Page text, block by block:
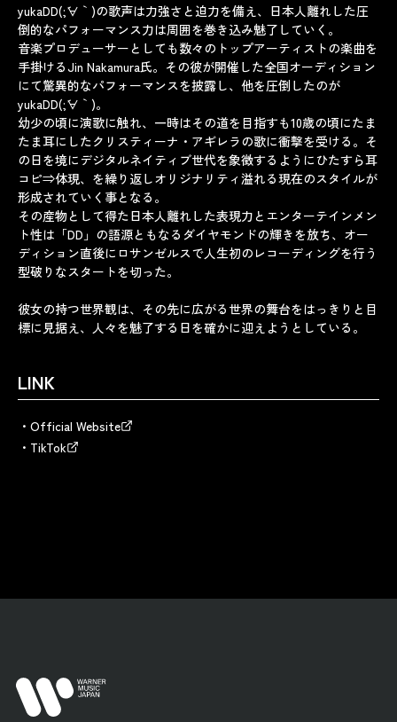
yukaDD(;´∀｀)の歌声は力強さと迫力を備え、日本人離れした圧
倒的なパフォーマンス力は周囲を巻き込み魅了していく。
音楽プロデューサーとしても数々のトップアーティストの楽曲を
手掛けるJin Nakamura氏。その彼が開催した全国オーディション
にて驚異的なパフォーマンスを披露し、他を圧倒したのが
yukaDD(;´∀｀)。
幼少の頃に演歌に触れ、一時はその道を目指すも10歳の頃にたま
たま耳にしたクリスティーナ・アギレラの歌に衝撃を受ける。そ
の日を境にデジタルネイティブ世代を象徴するようにひたすら耳
コピ⇒体現、を繰り返しオリジナリティ溢れる現在のスタイルが
形成されていく事となる。
その産物として得た日本人離れした表現力とエンターテインメン
ト性は「DD」の語源ともなるダイヤモンドの輝きを放ち、オー
ディション直後にロサンゼルスで人生初のレコーディングを行う
型破りなスタートを切った。
彼女の持つ世界観は、その先に広がる世界の舞台をはっきりと目
標に見据え、人々を魅了する日を確かに迎えようとしている。
LINK
Official Website
TikTok